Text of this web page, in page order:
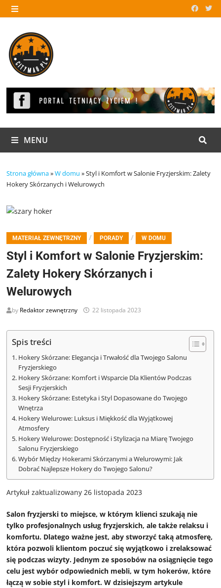
Skip
to
MENU
MENU
Strona główna»W domu »Styl i Komfort w Salonie Fryzjerskim: Zalety
Hokery Skórzanych i Welurowych
MATERIAŁ ZEWNĘTRZNY / PORADY / W DOMU
Styl i Komfort w Salonie Fryzjerskim:
Zalety Hokery Skórzanych i
Welurowych
by Redaktor zewnętrzny 22 listopada 2023
Spis treści
Hokery Skórzane: Elegancja i Trwałość dla Twojego Salonu
Fryzjerskiego
Hokery Skórzane: Komfort i Wsparcie Dla Klientów Podczas
Sesji Fryzjerskich
Hokery Skórzane: Estetyka i Styl Dopasowane do Twojego
Wnętrza
Hokery Welurowe: Luksus i Miękkość dla Wyjątkowej
Atmosfery
Hokery Welurowe: Dostępność i Stylizacja na Miarę Twojego
Salonu Fryzjerskiego
Wybór Między Hokerami Skórzanymi a Welurowymi: Jak
Dobrać Najlepsze Hokery do Twojego Salonu?
Artykuł zaktualizowany 26 listopada 2023
Salon fryzjerski to miejsce, w którym klienci szukają nie
tylko profesjonalnych usług fryzjerskich, ale także relaksu i
komfortu. Dlatego ważne jest, aby stworzyć taką atmosferę,
która pozwoli klientom poczuć się wyjątkowo i zrelaksować
się podczas wizyty. Jednym ze sposobów na osiągnięcie tego
celu jest wybór odpowiednich mebli, w tym hokerów, które
łączą w sobie styl i komfort. W dzisiejszym artykule